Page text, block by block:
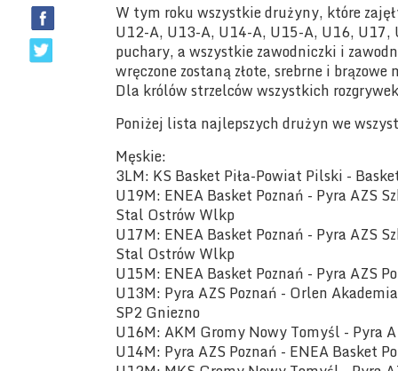
W tym roku wszystkie drużyny, które
U12-A, U13-A, U14-A, U15-A, U16,
puchary, a wszystkie zawodniczki i
wręczone zostaną złote, srebrne i brązowe
Dla królów strzelców wszystkich
Poniżej lista najlepszych drużyn we
Męskie:
3LM: KS Basket Piła-Powiat Pilski -
U19M: ENEA Basket Poznań - Pyra AZS
Stal Ostrów Wlkp
U17M: ENEA Basket Poznań - Pyra AZS
Stal Ostrów Wlkp
U15M: ENEA Basket Poznań - Pyra AZS
U13M: Pyra AZS Poznań - Orlen
SP2 Gniezno
U16M: AKM Gromy Nowy Tomyśl - Pyra
U14M: Pyra AZS Poznań - ENEA Basket